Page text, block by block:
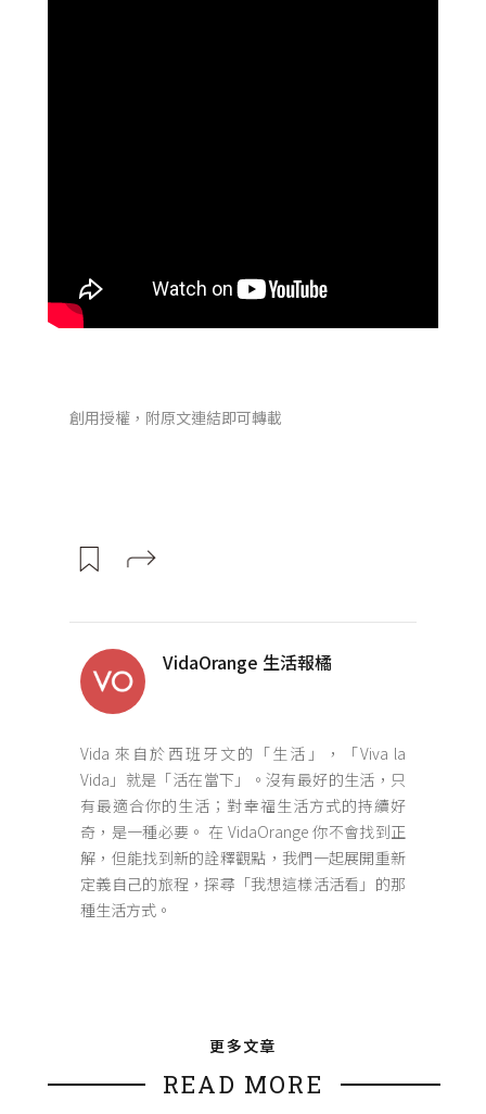
創用授權，附原文連結即可轉載
VidaOrange 生活報橘
Vida 來自於西班牙文的「生活」，「Viva la
Vida」就是「活在當下」。沒有最好的生活，只
有最適合你的生活；對幸福生活方式的持續好
奇，是一種必要。 在 VidaOrange 你不會找到正
解，但能找到新的詮釋觀點，我們一起展開重新
定義自己的旅程，探尋「我想這樣活活看」的那
種生活方式。
更多文章
READ MORE